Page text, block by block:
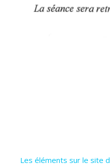
Les éléments sur le site